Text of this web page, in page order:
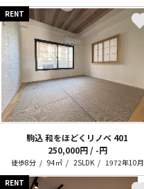
RENT
駒込 和をほどくリノベ 401
250,000円 / -円
徒歩8分 94㎡ 2SLDK 1972年10月
RENT